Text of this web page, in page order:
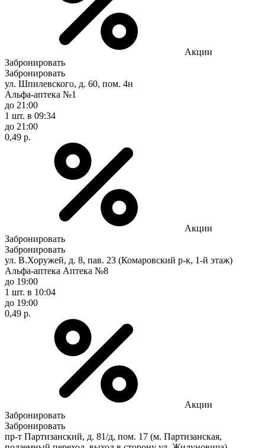
Акции
Забронировать
Забронировать
ул. Шпилевского, д. 60, пом. 4н
Альфа-аптека №1
до 21:00
1 шт. в 09:34
до 21:00
0,49 р.
Акции
Забронировать
Забронировать
ул. В.Хоружей, д. 8, пав. 23 (Комаровский р-к, 1-й этаж)
Альфа-аптека Аптека №8
до 19:00
1 шт. в 10:04
до 19:00
0,49 р.
Акции
Забронировать
Забронировать
пр-т Партизанский, д. 81/д, пом. 17 (м. Партизанская,